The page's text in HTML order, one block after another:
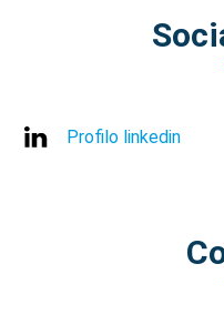
Profilo linkedin